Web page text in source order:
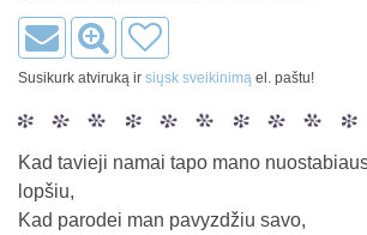
Susikurk atviruką ir siųsk sveikinimą el. paštu!
Kad tavieji namai tapo mano
lopšiu,
Kad parodei man pavyzdžiu savo,